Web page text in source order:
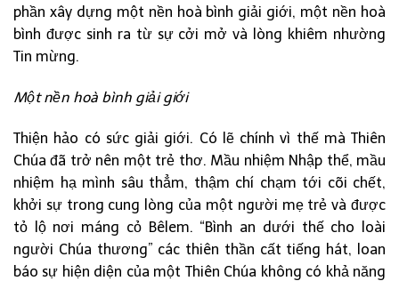
phần xây dựng một nền hoà bình giải giới, một nền hoà
bình được sinh ra từ sự cởi mở và lòng khiêm nhường
Tin mừng.
Một nền hoà bình giải giới
Thiện hảo có sức giải giới. Có lẽ chính vì thế mà Thiên
Chúa đã trở nên một trẻ thơ. Mầu nhiệm Nhập thể, mầu
nhiệm hạ mình sâu thẳm, thậm chí chạm tới cõi chết,
khởi sự trong cung lòng của một người mẹ trẻ và được
tỏ lộ nơi máng cỏ Bêlem. “Bình an dưới thế cho loài
người Chúa thương” các thiên thần cất tiếng hát, loan
báo sự hiện diện của một Thiên Chúa không có khả năng